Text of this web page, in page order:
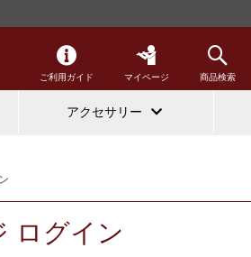
ご利用ガイド マイページ 商品検索
アクセサリー
ログイン